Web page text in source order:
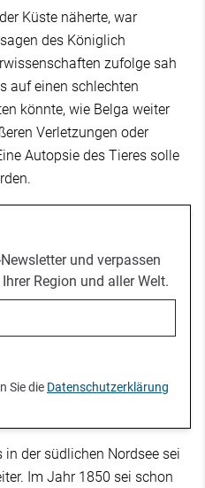
Küste näherte, war
des Königlich
zufolge sah
auf einen schlechten
könnte, wie Belga weiter
Verletzungen oder
Autopsie des Tieres solle
und verpassen
Region und aller Welt.
Sie die Datenschutzerklärung
der südlichen Nordsee sei
Im Jahr 1850 sei schon